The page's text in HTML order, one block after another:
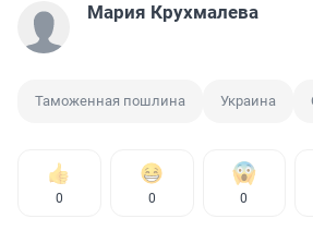
Мария Крухмалева
Таможенная пошлина Украина
0 0 0